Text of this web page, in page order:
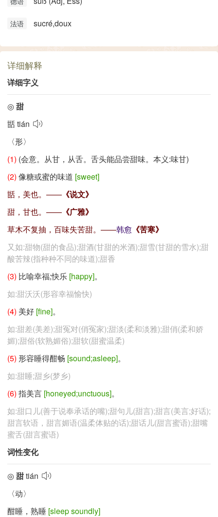
法语 sucré,doux
详细解释
详细字义
◎ 甜
甛tián
〈形〉
(1) (会意。从甘，从舌。舌头能品尝甜味。本义:味甘)
(2) 像糖或蜜的味道 [sweet]
甛，美也。—— 《说文》
甜，甘也。—— 《广雅》
草木不复抽，百味失苦甜。——韩愈 《苦寒》
又如:甜物(甜的食品);甜酒(甘甜的米酒);甜雪(甘甜的雪水);甜
酸苦辣(指种种不同的味道);甜香
(3) 比喻幸福;快乐 [happy]。
如:甜沃沃(形容幸福愉快)
(4) 美好 [fine]。
如:甜差(美差);甜冤对(俏冤家);甜淡(柔和淡雅);甜俏(柔和娇
媚);甜俗(软熟媚俗);甜软(甜蜜温柔)
(5) 形容睡得酣畅 [sound;asleep]。
如:甜睡;甜乡(梦乡)
(6) 指美言 [honeyed;unctuous]。
如:甜口儿(善于说奉承话的嘴);甜句儿(甜言);甜言(美言;好话);
甜言软语，甜言媚语(温柔体贴的话);甜话儿(甜言蜜语);甜嘴
蜜舌(甜言蜜语)
词性变化
◎ 甜tián
〈动〉
酣睡，熟睡 [sleep soundly]